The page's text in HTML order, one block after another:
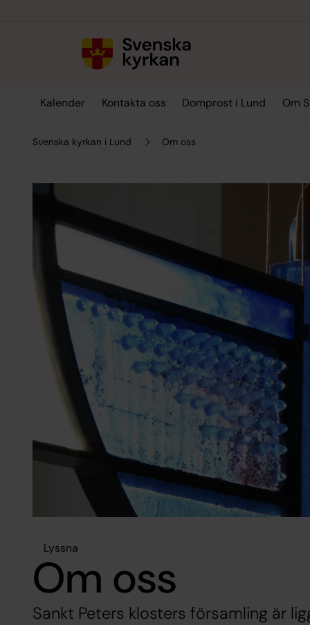
Kalender Kontakta oss Domprost i Lund Om
Svenska kyrkan i Lund Om oss
Lyssna
Om oss
Sankt Peters klosters församling är